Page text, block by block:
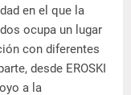
en el que la
ocupa un lugar
con diferentes
desde EROSKI
a la